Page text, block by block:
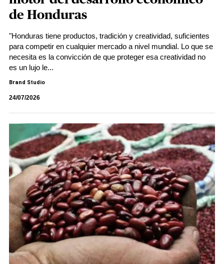
de Honduras
"Honduras tiene productos, tradición y creatividad, suficientes
para competir en cualquier mercado a nivel mundial. Lo que se
necesita es la convicción de que proteger esa creatividad no
es un lujo le...
Brand Studio
24/07/2026